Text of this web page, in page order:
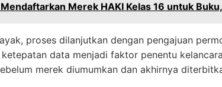
Merek HAKI Kelas 16 untuk
proses dilanjutkan dengan pengajuan
data menjadi faktor penentu
merek diumumkan dan akhirnya